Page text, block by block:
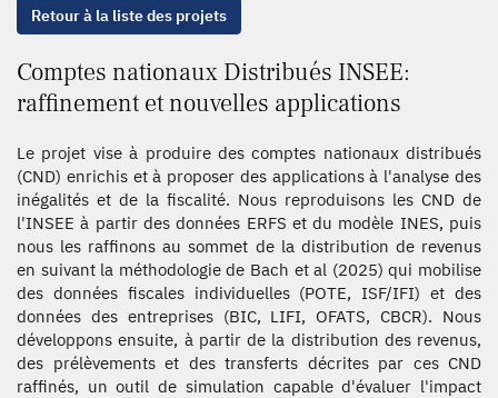
Retour à la liste des projets
Comptes nationaux Distribués INSEE:
raffinement et nouvelles applications
Le projet vise à produire des comptes nationaux distribués
(CND) enrichis et à proposer des applications à l'analyse des
inégalités et de la fiscalité. Nous reproduisons les CND de
l'INSEE à partir des données ERFS et du modèle INES, puis
nous les raffinons au sommet de la distribution de revenus
en suivant la méthodologie de Bach et al (2025) qui mobilise
des données fiscales individuelles (POTE, ISF/IFI) et des
données des entreprises (BIC, LIFI, OFATS, CBCR). Nous
développons ensuite, à partir de la distribution des revenus,
des prélèvements et des transferts décrites par ces CND
raffinés, un outil de simulation capable d'évaluer l'impact